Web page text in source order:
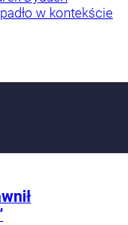
w kontekście